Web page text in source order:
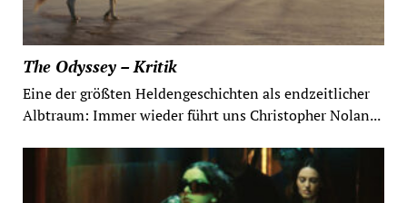
The Odyssey – Kritik
Eine der größten Heldengeschichten als endzeitlicher
Albtraum: Immer wieder führt uns Christopher Nolan...